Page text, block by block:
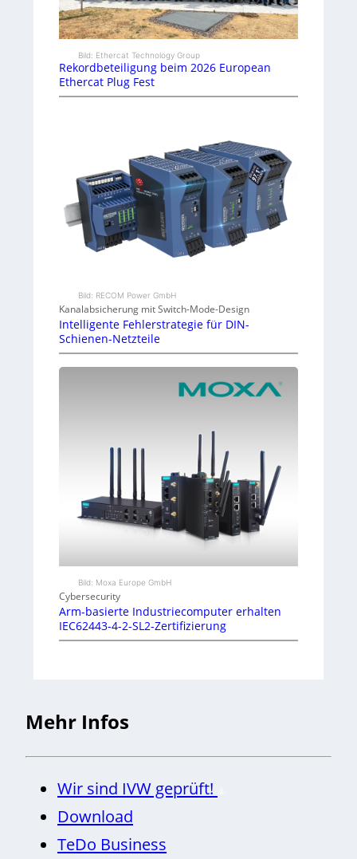
Bild: Ethercat Technology Group
Rekordbeteiligung beim 2026 European
Ethercat Plug Fest
Bild: RECOM Power GmbH
Kanalabsicherung mit Switch-Mode-Design
Intelligente Fehlerstrategie für DIN-
Schienen-Netzteile
Bild: Moxa Europe GmbH
Cybersecurity
Arm-basierte Industriecomputer erhalten
IEC62443-4-2-SL2-Zertifizierung
Mehr Infos
Wir sind IVW geprüft!
Download
TeDo Business